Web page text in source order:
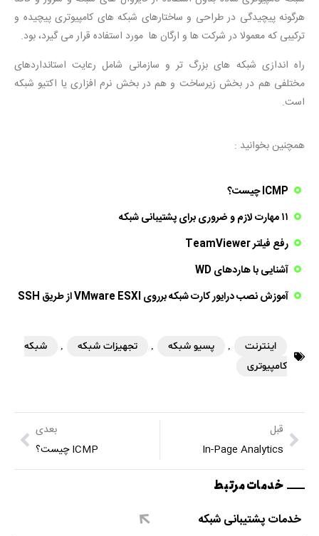
هرگونه پیچیدگی در طراحی و ساختارهای شبکه های کامپیوتری پیچیده و
ترکیبی که معمولا در شرکت ها و ارگان ها مورد استفاده قرار می گیرد، بود.
راه اندازی شبکه های بزرگ تر و سازمانی شامل رعایت استانداردهای
مختلفی هم در بخش زیرساخت و هم در بخش نرم افزاری یا اکتیو شبکه
است.
همچنین بخوانید :
ICMP چیست؟
۱۱ مهارت لازم و ضروری برای پشتیبانی شبکه
رفع فیلتر TeamViewer
آشنایی با هاردهای WD
آموزش نصب درایور کارت شبکه برروی VMware ESXI از طریق SSH
اینترنت , پسیو شبکه , تجهیزات شبکه ,
شبکه
کامپیوتری
قبل
In-Page Analytics
بعدی
ICMP چیست؟
خدمات مرتبط
خدمات پشتیبانی شبکه